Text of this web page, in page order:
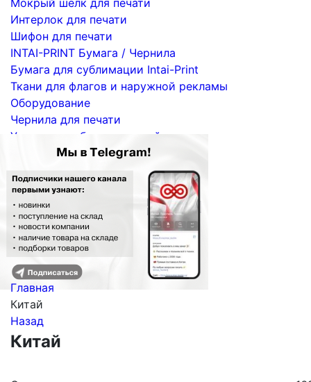
Мокрый шёлк для печати
Интерлок для печати
Шифон для печати
INTAI-PRINT Бумага / Чернила
Бумага для сублимации Intai-Print
Ткани для флагов и наружной рекламы
Оборудование
Чернила для печати
Услуги по сублимационной печати
Главная
Китай
Назад
Китай